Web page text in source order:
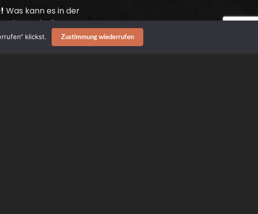
Was kann es in der
als die
geben? Richtig,
tirilieren und
klickst. Zustimmung wiederrufen